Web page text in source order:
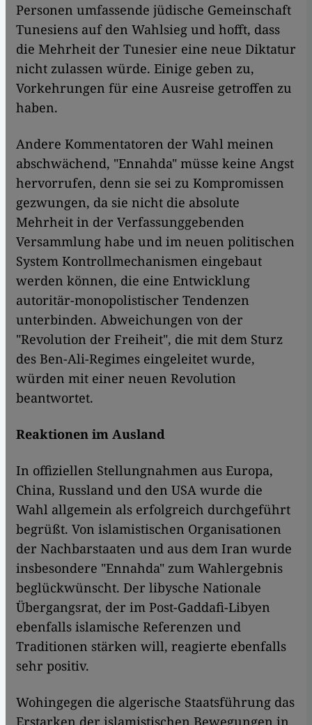
Personen umfassende jüdische Gemeinschaft
Tunesiens auf den Wahlsieg und hofft, dass
die Mehrheit der Tunesier eine neue Diktatur
nicht zulassen würde. Einige geben zu,
Vorkehrungen für eine Ausreise getroffen zu
haben.
Andere Kommentatoren der Wahl meinen
abschwächend, "Ennahda" müsse keine Angst
hervorrufen, denn sie sei zu Kompromissen
gezwungen, da sie nicht die absolute
Mehrheit in der Verfassunggebenden
Versammlung habe und im neuen politischen
System Kontrollmechanismen eingebaut
werden können, die eine Entwicklung
autoritär-monopolistischer Tendenzen
unterbinden. Abweichungen von der
"Revolution der Freiheit", die mit dem Sturz
des Ben-Ali-Regimes eingeleitet wurde,
würden mit einer neuen Revolution
beantwortet.
Reaktionen im Ausland
In offiziellen Stellungnahmen aus Europa,
China, Russland und den USA wurde die
Wahl allgemein als erfolgreich durchgeführt
begrüßt. Von islamistischen Organisationen
der Nachbarstaaten und aus dem Iran wurde
insbesondere "Ennahda" zum Wahlergebnis
beglückwünscht. Der libysche Nationale
Übergangsrat, der im Post-Gaddafi-Libyen
ebenfalls islamische Referenzen und
Traditionen stärken will, reagierte ebenfalls
sehr positiv.
Wohingegen die algerische Staatsführung das
Erstarken der islamistischen Bewegungen in